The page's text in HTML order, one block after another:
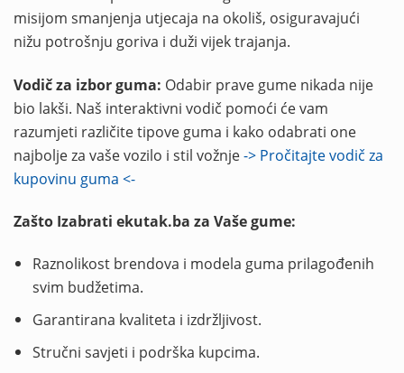
misijom smanjenja utjecaja na okoliš, osiguravajući
nižu potrošnju goriva i duži vijek trajanja.
Vodič za izbor guma: Odabir prave gume nikada nije
bio lakši. Naš interaktivni vodič pomoći će vam
razumjeti različite tipove guma i kako odabrati one
najbolje za vaše vozilo i stil vožnje-> Pročitajte vodič za
kupovinu guma <-
Zašto Izabrati ekutak.ba za Vaše gume:
Raznolikost brendova i modela guma prilagođenih
svim budžetima.
Garantirana kvaliteta i izdržljivost.
Stručni savjeti i podrška kupcima.